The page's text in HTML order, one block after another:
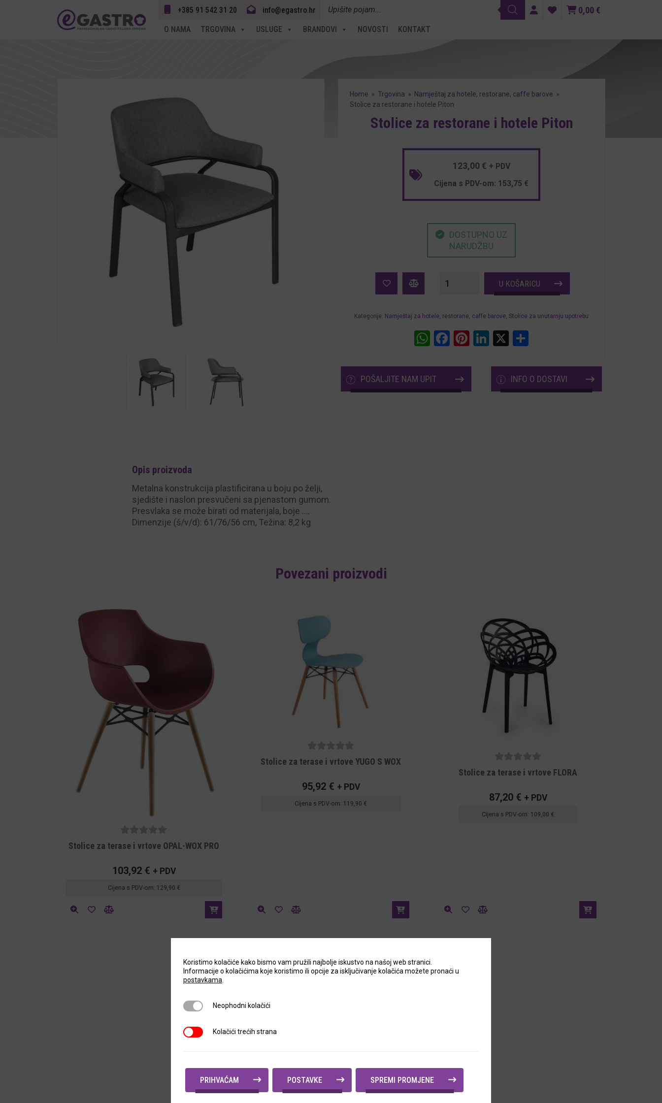
+385 91 542 31 20 info@egastro.hr
search
0,00 €
O NAMA TRGOVINA USLUGE BRANDOVI NOVOSTI KONTAKT
Home » Trgovina » Namještaj za hotele, restorane, caffe barove »
Stolice za restorane i hotele Piton
Stolice za restorane i hotele Piton
123,00 € + PDV
Cijena s PDV-om: 153,75 €
DOSTUPNO UZ
NARUDŽBU
za
Piton
količina
U KOŠARICU
Kategorije: Namještaj za hotele, restorane, caffe barove, Stolice za unutarnju upotrebu
WhatsApp
Facebook
Pinterest
LinkedIn
X
POŠALJITE NAM UPIT INFO O DOSTAVI
Opis proizvoda
Metalna konstrukcija plastificirana u boju po želji,
sjedište i naslon presvučeni sa pjenastom gumom.
Presvlaka se može birati od materijala, boje ….
Dimenzije (š/v/d): 61/76/56 cm, Težina: 8,2 kg
Povezani proizvodi
5 out of
5
Stolice za terase i vrtove OPAL-WOX PRO
103,92 € + PDV
Cijena s PDV-om: 129,90 €
out of
5
Stolice za terase i vrtove YUGO S WOX
95,92 € + PDV
Cijena s PDV-om: 119,90 €
5out of
5
Stolice za terase i vrtove FLORA
87,20 € + PDV
Cijena s PDV-om: 109,00 €
Koristimo kolačiće kako bismo vam pružili najbolje iskustvo na našoj web stranici.
Informacije o kolačićima koje koristimo ili opcije za isključivanje kolačića možete pronaći u
postavkama
Neophodni kolačići
Neophodni kolačići
Kolačići trećih strana
Kolačići trećih strana
PRIHVAĆAM POSTAVKE SPREMI PROMJENE